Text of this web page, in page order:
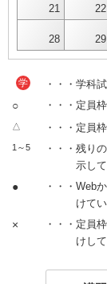
21 22
28 29
学 ・・・学科
○ ・・・定員
△ ・・・定員
1～5
・・・残り
示して
●
・・・Web
けてい
×
・・・定員
けし